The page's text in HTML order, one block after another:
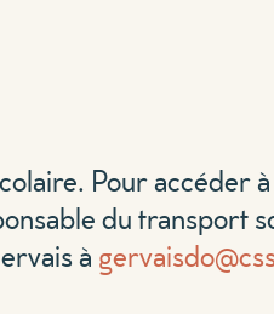
Pour accéder
du transport
à